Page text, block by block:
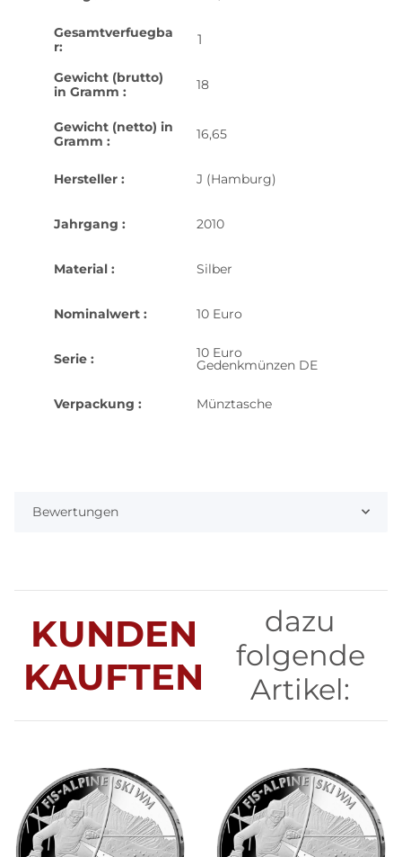
Gesamtverfuegba
r:
1
Gewicht (brutto)
in Gramm :
18
Gewicht (netto) in
Gramm :
16,65
Hersteller : J (Hamburg)
Jahrgang : 2010
Material : Silber
Nominalwert : 10 Euro
Serie : 10 Euro
Gedenkmünzen DE
Verpackung : Münztasche
Bewertungen
KUNDEN
KAUFTEN
dazu
folgende
Artikel: